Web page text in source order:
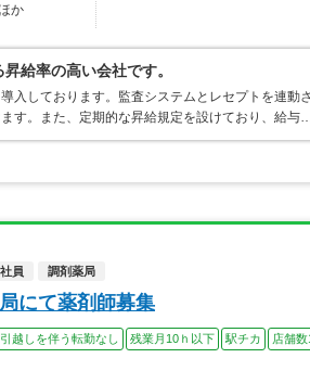
か
給率の高い会社です。
入しております。監査システムとレセプトを連動
す。また、定期的な昇給規定を設けており、給与
員 調剤薬局
にて薬剤師募集
越しを伴う転勤なし 残業月10ｈ以下 駅チカ 店舗